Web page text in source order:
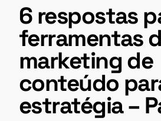
k
6 respostas
ferramentas
marketing de
conteúdo
estratégia –